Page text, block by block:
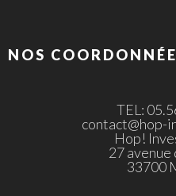
NOS
TEL:
contact@hop-
Hop!
27 avenue
33700